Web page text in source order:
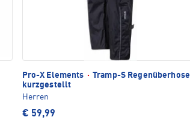
Pro-X Elements · Tramp-S Regenüberhose
kurzgestellt
Herren
€ 59,99